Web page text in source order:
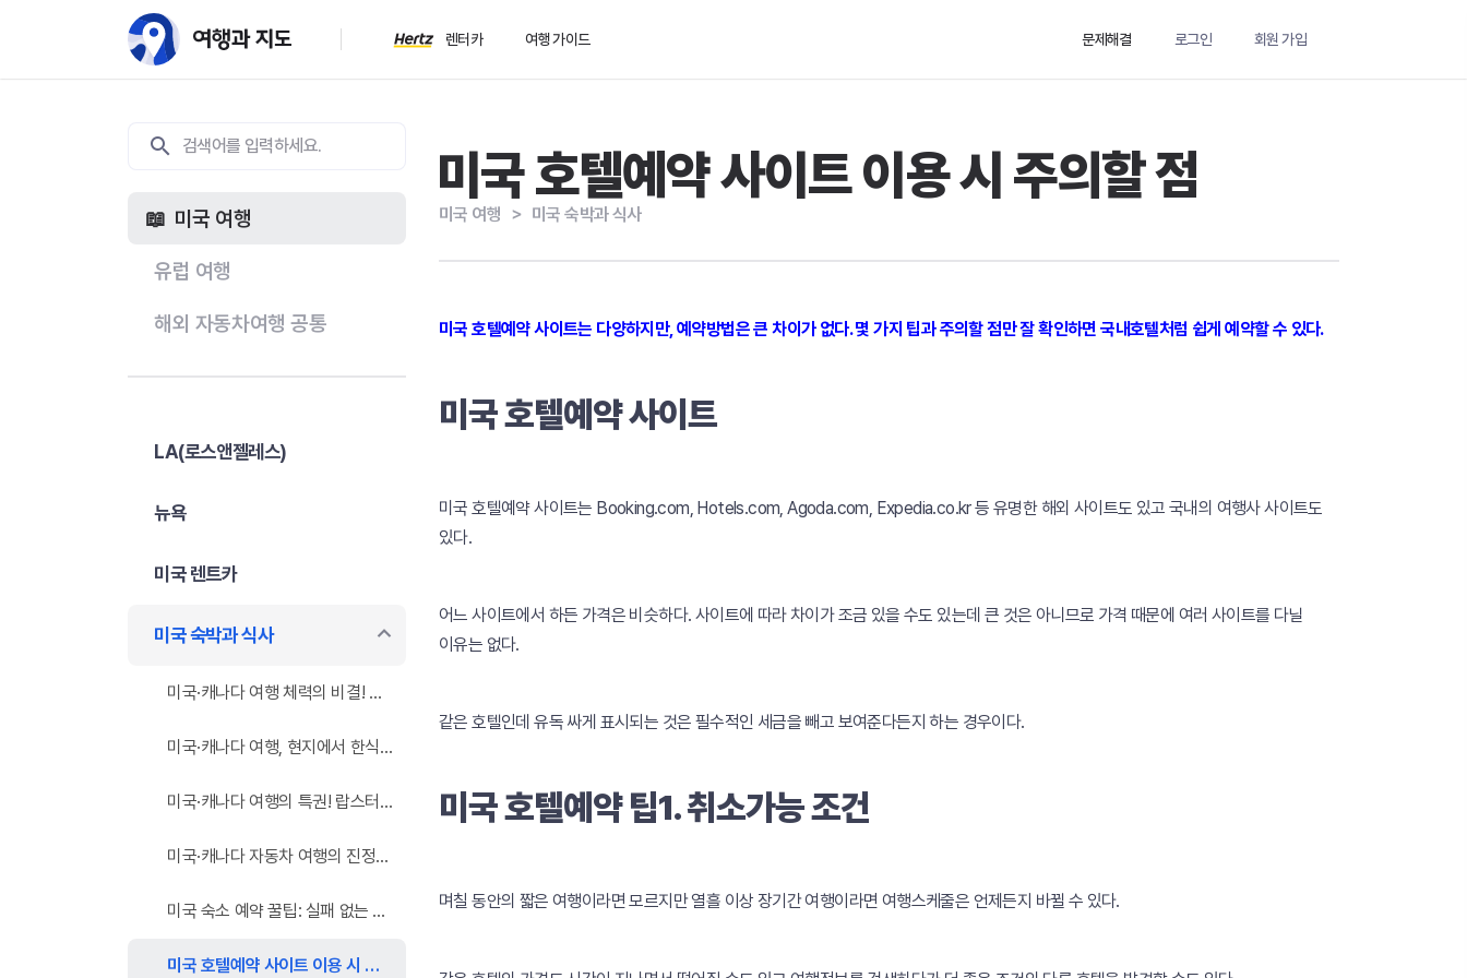
렌터카 여행 가이드 문제해결 로그인 회원 가입
미국 여행
유럽 여행
해외 자동차여행 공통
LA(로스앤젤레스)
뉴욕
미국 렌트카
미국 숙박과 식사
미국·캐나다 여행 체력의 비결! 현지 한식당 & 한인마트 완벽 활용법
미국·캐나다 여행, 현지에서 한식 완벽하게 즐기는 꿀팁
미국·캐나다 여행의 특권! 랍스터와 스테이크로 즐기는 가성비 만찬 가이드
미국·캐나다 자동차 여행의 진정한 파트너, 모텔이 정답인 이유
미국 숙소 예약 꿀팁: 실패 없는 가격·평점 분석법과 현지 할인 노하우
미국 호텔예약 사이트 이용 시 주의할 점
미국 호텔예약 사이트 이용 시 주의할 점
미국 여행 ＞ 미국 숙박과 식사
미국 호텔예약 사이트는 다양하지만, 예약방법은 큰 차이가 없다. 몇 가지 팁과 주의할 점만 잘 확인하면 국내호텔처럼 쉽게 예약할 수 있다.
미국 호텔예약 사이트
미국 호텔예약 사이트는 Booking.com, Hotels.com, Agoda.com, Expedia.co.kr 등 유명한 해외 사이트도 있고 국내의 여행사 사이트도
있다.
어느 사이트에서 하든 가격은 비슷하다. 사이트에 따라 차이가 조금 있을 수도 있는데 큰 것은 아니므로 가격 때문에 여러 사이트를 다닐
이유는 없다.
같은 호텔인데 유독 싸게 표시되는 것은 필수적인 세금을 빼고 보여준다든지 하는 경우이다.
미국 호텔예약 팁1. 취소가능 조건
며칠 동안의 짧은 여행이라면 모르지만 열흘 이상 장기간 여행이라면 여행스케줄은 언제든지 바뀔 수 있다.